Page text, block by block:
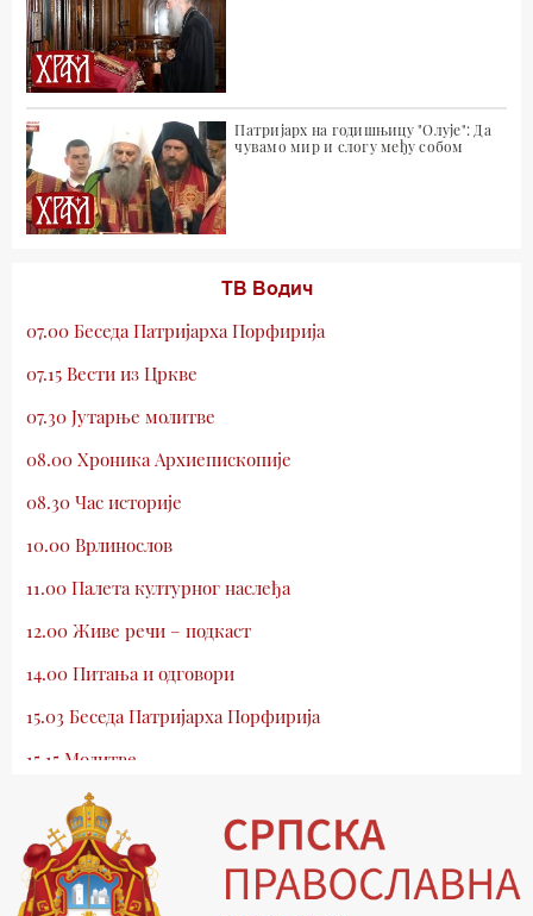
Патријарх на годишњицу "Олује": Да
чувамо мир и слогу међу собом
ТВ Водич
07.00 Беседа Патријарха Порфирија
07.15 Вести из Цркве
07.30 Јутарње молитве
08.00 Хроника Архиепископије
08.30 Час историје
10.00 Врлинослов
11.00 Палета културног наслеђа
12.00 Живе речи – подкаст
14.00 Питања и одговори
15.03 Беседа Патријарха Порфирија
15.15 Молитве
15.30 Млади у Цркви
16.03 Српски јерарси
16.30 Хроника Архиепископије